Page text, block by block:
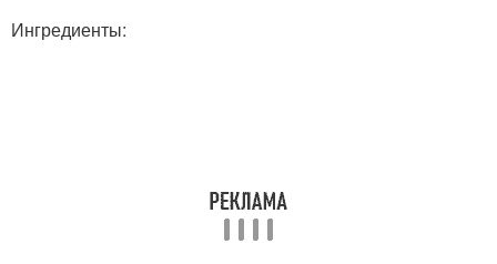
Ингредиенты: